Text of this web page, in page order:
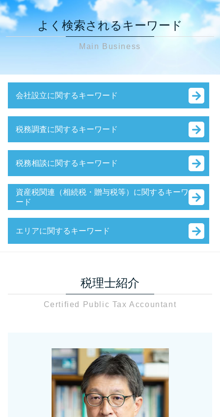
よく検索されるキーワード
Main Business
会社設立に関するキーワード
会社設立 資本金
会社設立後 手続き 代行
補助金 助成金 個人
補助金 中小企業
銀行融資 法人 流れ
銀行融資 個人
役員報酬 決め方
会社設立 流れ 期間
税務調査に関するキーワード
税務調査 追徴課税
税務調査 日程変更
相続税 税務調査 準備
税務調査 書類 必要
税務調査 確率
税務 事前準備
税務調査 日数
税務調査前 修正申告
税務調査 流れ 法人
税務相談に関するキーワード
確定申告
法人税 赤字
税務相談 税理士
節税対策 法人
節税対策
税務相談 青色申告
相続税対策
相続税対策 相談
節税対策 別会社設立
節税対策 法人化
資産税関連（相続税・贈与税等）に関するキーワ
ード
資産税 税理士法人
贈与税 申告 代理
贈与税 申告漏れ 相続
贈与税 基礎控除内 申告
資産税とは 税理士
固定資産税 申告漏れ
固定資産税 申告
贈与税 財産 非課税
相続税 調査
贈与税 申告 手引き
エリアに関するキーワード
税務調査 さいたま市
会社設立 足立区
資産税 税理士 川口市
会社設立 税理士 川口市
税務相談 川口市
贈与税 足立区
資産税 草加市
税務相談 さいたま市
会社設立 さいたま市
税理士紹介
Certified Public Tax Accountant